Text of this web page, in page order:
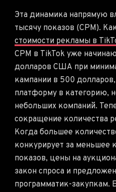
Эта динамика напрямую
тысячу показов (CPM).
стоимости рекламы в
CPM в TikTok уже
долларов США при
кампании в 500
платформу в категорию,
небольших компаний.
сокращение количества
Когда большее
конкурирует за меньшее
показов, цены на
закон спроса и
программатик-